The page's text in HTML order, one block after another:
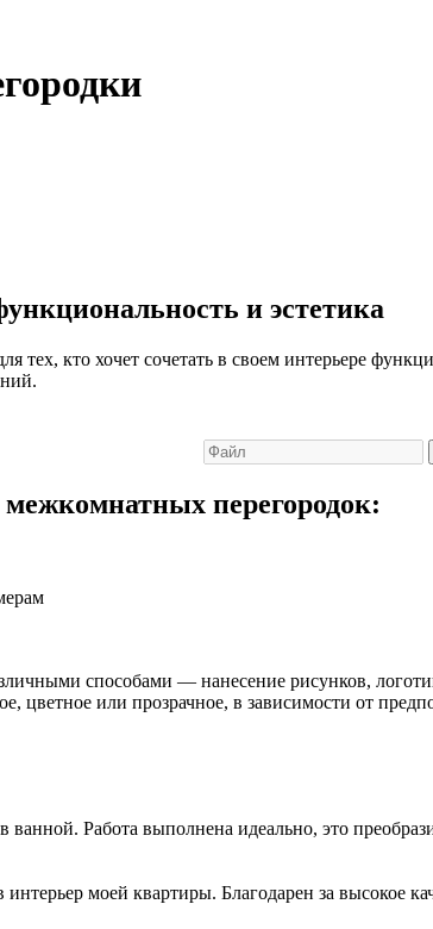
и эстетика
кто хочет сочетать в своем интерьере
перегородок:
способами — нанесение рисунков,
цветное или прозрачное, в зависимости от
Работа выполнена идеально, это
моей квартиры. Благодарен за высокое